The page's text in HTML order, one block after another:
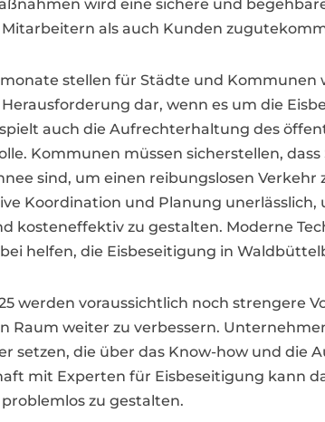
wird eine sichere und
Mitarbeitern als auch Kunden
stellen für Städte und Kommunen
dar, wenn es um die
auch die Aufrechterhaltung des
Kommunen müssen sicherstellen,
sind, um einen reibungslosen Verkehr
Koordination und Planung
kosteneffektiv zu gestalten. Moderne
helfen, die Eisbeseitigung in
werden voraussichtlich noch strengere
Raum weiter zu verbessern.
setzen, die über das Know-how und die
mit Experten für Eisbeseitigung kann
zu gestalten.